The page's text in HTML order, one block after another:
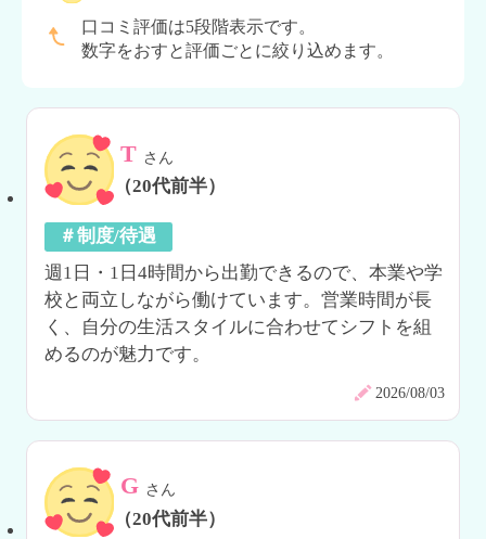
口コミ評価は5段階表示です。
数字をおすと評価ごとに絞り込めます。
T さん
（20代前半）
＃制度/待遇
週1日・1日4時間から出勤できるので、本業や学
校と両立しながら働けています。営業時間が長
く、自分の生活スタイルに合わせてシフトを組
めるのが魅力です。
2026/08/03
G さん
（20代前半）